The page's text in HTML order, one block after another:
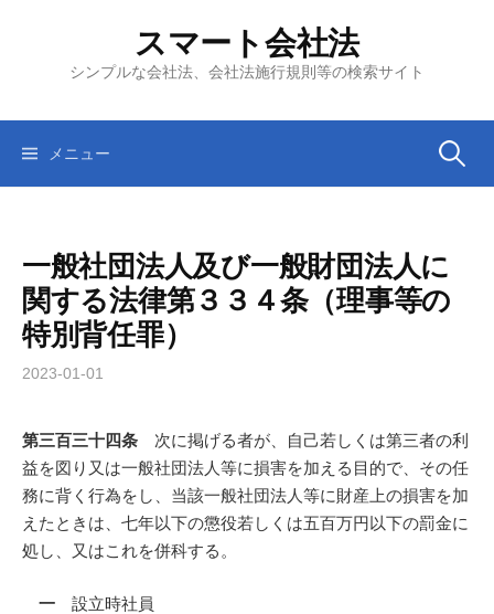
ツ
スマート会社法
シンプルな会社法、会社法施行規則等の検索サイト
メニュー 検
一般社団法人及び一般財団法人に
関する法律第３３４条（理事等の
特別背任罪）
2023-01-01
第三百三十四条 次に掲げる者が、自己若しくは第三者の利
益を図り又は一般社団法人等に損害を加える目的で、その任
務に背く行為をし、当該一般社団法人等に財産上の損害を加
えたときは、七年以下の懲役若しくは五百万円以下の罰金に
処し、又はこれを併科する。
一 設立時社員